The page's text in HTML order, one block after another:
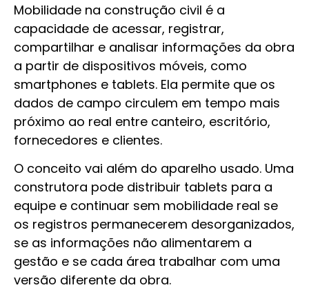
Mobilidade na construção civil é a
capacidade de acessar, registrar,
compartilhar e analisar informações da obra
a partir de dispositivos móveis, como
smartphones e tablets. Ela permite que os
dados de campo circulem em tempo mais
próximo ao real entre canteiro, escritório,
fornecedores e clientes.
O conceito vai além do aparelho usado. Uma
construtora pode distribuir tablets para a
equipe e continuar sem mobilidade real se
os registros permanecerem desorganizados,
se as informações não alimentarem a
gestão e se cada área trabalhar com uma
versão diferente da obra.